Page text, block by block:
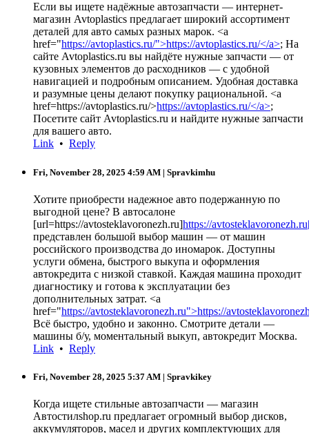
Если вы ищете надёжные автозапчасти — интернет-
магазин Avtoplastics предлагает широкий ассортимент
деталей для авто самых разных марок. <a
href="https://avtoplastics.ru/">https://avtoplastics.ru/</a>; На
сайте Avtoplastics.ru вы найдёте нужные запчасти — от
кузовных элементов до расходников — с удобной
навигацией и подробным описанием. Удобная доставка
и разумные цены делают покупку рациональной. <a
href=https://avtoplastics.ru/>https://avtoplastics.ru/</a>;
Посетите сайт Avtoplastics.ru и найдите нужные запчасти
для вашего авто.
Link • Reply
Fri, November 28, 2025 4:59 AM | Spravkimhu
Хотите приобрести надежное авто подержанную по
выгодной цене? В автосалоне
[url=https://avtosteklavoronezh.ru]https://
представлен большой выбор машин — от машин
российского производства до иномарок. Доступны
услуги обмена, быстрого выкупа и оформления
автокредита с низкой ставкой. Каждая машина проходит
диагностику и готова к эксплуатации без
дополнительных затрат. <a
href="https://avtosteklavoronezh.ru">https://
Всё быстро, удобно и законно. Смотрите детали —
машины б/у, моментальный выкуп, автокредит Москва.
Link • Reply
Fri, November 28, 2025 5:37 AM | Spravkikey
Когда ищете стильные автозапчасти — магазин
Автостилshop.ru предлагает огромный выбор дисков,
аккумуляторов, масел и других комплектующих для